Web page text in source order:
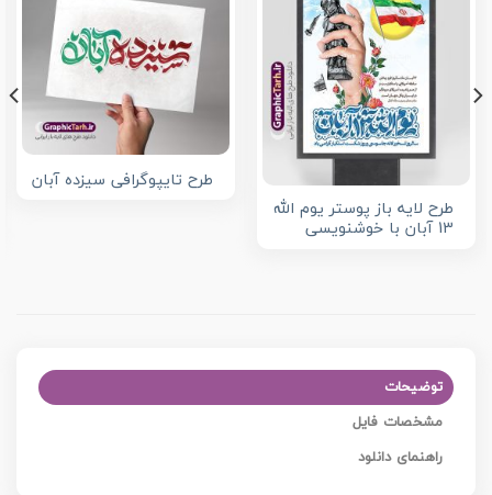
طرح لایه باز پوستر یوم الله
13 آبان با خوشنویسی
طرح تایپوگرافی سیزده آبان
توضیحات
مشخصات فایل
راهنمای دانلود